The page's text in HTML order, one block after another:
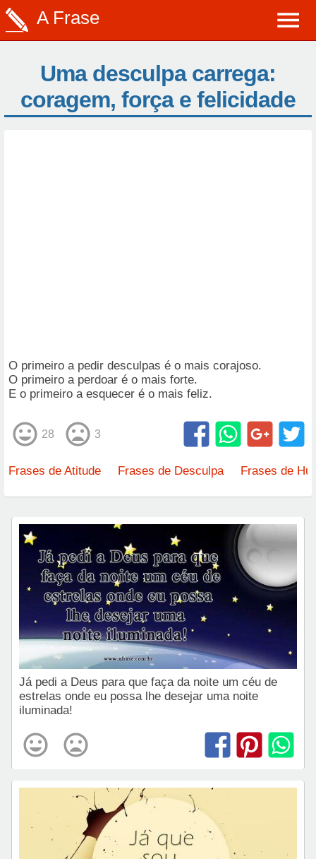
A Frase
Uma desculpa carrega:
coragem, força e felicidade
O primeiro a pedir desculpas é o mais corajoso.
O primeiro a perdoar é o mais forte.
E o primeiro a esquecer é o mais feliz.
28 3
Frases de Atitude Frases de Desculpa Frases de
Já pedi a Deus para que faça da noite um céu de
estrelas onde eu possa lhe desejar uma noite
iluminada!